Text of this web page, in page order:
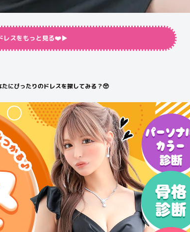
レスをもっと見る❤️▶︎
にぴったりのドレスを探してみる？🥺